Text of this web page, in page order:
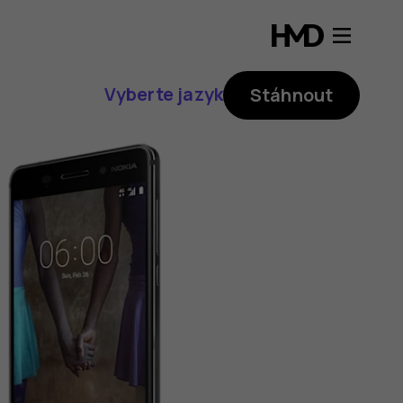
Vyberte jazyk Stáhnout